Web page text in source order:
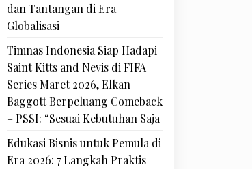
dan Tantangan di Era
Globalisasi
Timnas Indonesia Siap Hadapi
Saint Kitts and Nevis di FIFA
Series Maret 2026, Elkan
Baggott Berpeluang Comeback
– PSSI: “Sesuai Kebutuhan Saja
Edukasi Bisnis untuk Pemula di
Era 2026: 7 Langkah Praktis